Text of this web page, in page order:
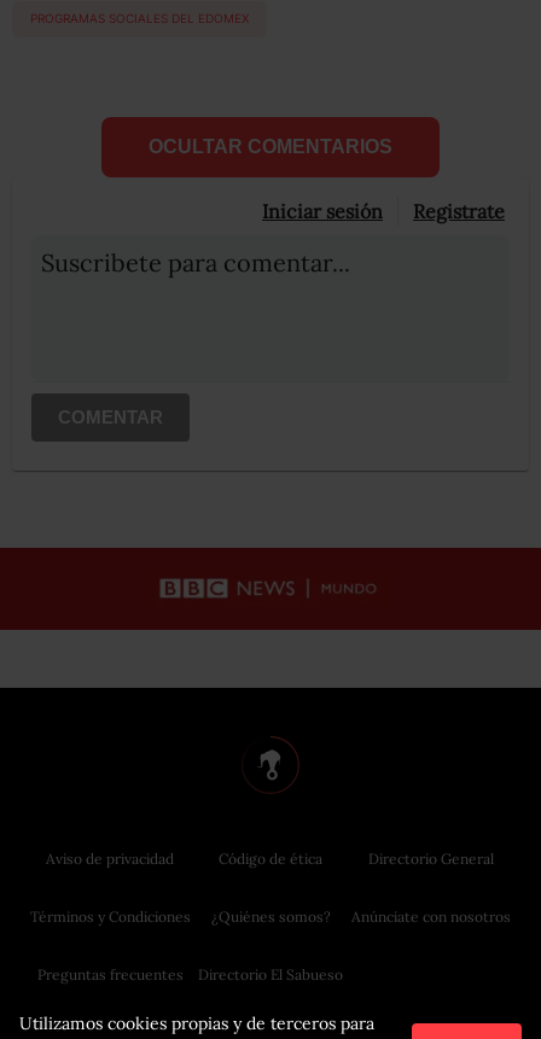
PROGRAMAS SOCIALES DEL EDOMEX
OCULTAR COMENTARIOS
Iniciar sesión Registrate
Suscribete para comentar...
COMENTAR
Utilizamos cookies propias y de terceros para
Aviso de privacidad
Términos y Condiciones
Preguntas frecuentes
Código de ética
¿Quiénes somos?
Directorio El Sabueso
Directorio General
Anúnciate con nosotros